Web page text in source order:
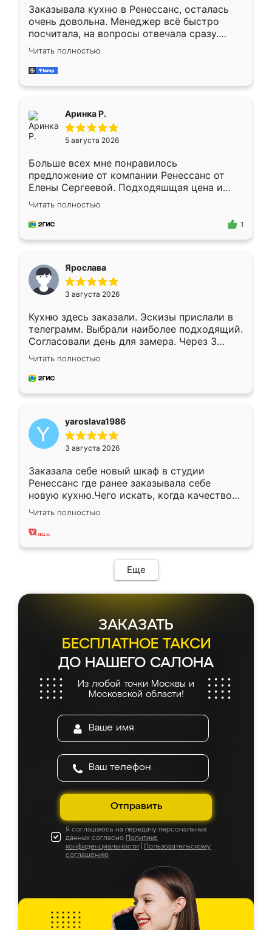
Заказывала кухню в Ренессанс, осталась
очень довольна. Менеджер всё быстро
посчитала, на вопросы отвечала сразу.
Замерщик приехал в субботу, подошёл к
делу со всей ответственностью. Собрали
за день, ребята работали аккуратно, даже
Читать полностью
Аринка Р.
5 августа 2026
Больше всех мне понравилось
предложение от компании Ренессанс от
Елены Сергеевой. Подходяшщая цена и
короткие сроки изготовления. Приехавший
для замера сотрудник Владислав
предложил по моему эскизу самый
Читать полностью
1
Ярослава
3 августа 2026
Кухню здесь заказали. Эскизы прислали в
телеграмм. Выбрали наиболее подходящий.
Согласовали день для замера. Через 3
недели кухня была уже готова. Остались
довольны работой. Спасибо Ренессанс
мебель за качественную работу!
Читать полностью
yaroslava1986
3 августа 2026
Заказала себе новый шкаф в студии
Ренессанс где ранее заказывала себе
новую кухню.Чего искать, когда качеством
вполне довольна. Служит кухня уже почти
два года, нареканий нет.
Читать полностью
Еще
ЗАКАЗАТЬ
БЕСПЛАТНОЕ ТАКСИ
ДО НАШЕГО САЛОНА
Из любой точки Москвы и
Московской области!
Отправить
Я соглашаюсь на передачу персональных
данных согласно Политике
конфиденциальности
Пользовательскому
соглашению